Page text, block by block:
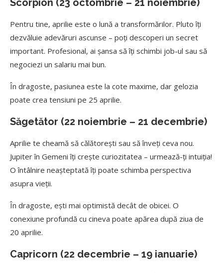
Scorpion (23 octombrie – 21 noiembrie)
Pentru tine, aprilie este o lună a transformărilor. Pluto îți
dezvăluie adevăruri ascunse – poți descoperi un secret
important. Profesional, ai șansa să îți schimbi job-ul sau să
negociezi un salariu mai bun.
În dragoste, pasiunea este la cote maxime, dar gelozia
poate crea tensiuni pe 25 aprilie.
Săgetător (22 noiembrie – 21 decembrie)
Aprilie te cheamă să călătorești sau să înveți ceva nou.
Jupiter în Gemeni îți crește curiozitatea – urmează-ți intuiția!
O întâlnire neașteptată îți poate schimba perspectiva
asupra vieții.
În dragoste, ești mai optimistă decât de obicei. O
conexiune profundă cu cineva poate apărea după ziua de
20 aprilie.
Capricorn (22 decembrie – 19 ianuarie)